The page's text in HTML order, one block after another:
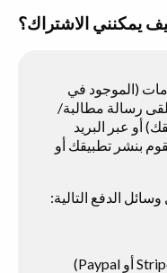
يمكنني الاشتراك؟
(الموجود في
رسالة مطالبة/
أو عبر البريد
بنشر تطبيقك أو
الدفع التالية: